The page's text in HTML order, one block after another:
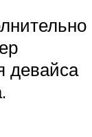
девайса